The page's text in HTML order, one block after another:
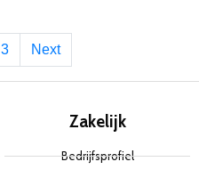
3 Next
Zakelijk
Bedrijfsprofiel